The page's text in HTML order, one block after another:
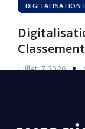
DIGITALISATION
logiciels,
juillet 7 2026